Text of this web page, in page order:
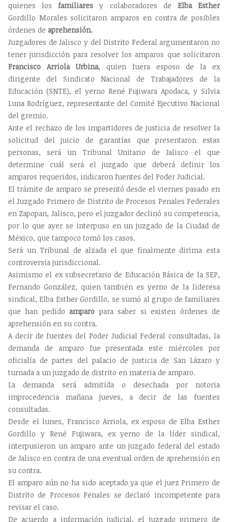
quienes losfamiliares y colaboradores de Elba Esther
Gordillo Morales solicitaron amparos en contra de posibles
órdenes de aprehensión.
Juzgadores de Jalisco y del Distrito Federal argumentaron no
tener jurisdicción para resolver los amparos que solicitaron
Francisco Arriola Urbina, quien fuera esposo de la ex
dirigente del Sindicato Nacional de Trabajadores de la
Educación (SNTE), el yerno René Fujiwara Apodaca, y Silvia
Luna Rodríguez, representante del Comité Ejecutivo Nacional
del gremio.
Ante el rechazo de los impartidores de justicia de resolver la
solicitud del juicio de garantías que presentaron estas
personas, será un Tribunal Unitario de Jalisco el que
determine cuál será el juzgado que deberá definir los
amparos requeridos, indicaron fuentes del Poder Judicial.
El trámite de amparo se presentó desde el viernes pasado en
el Juzgado Primero de Distrito de Procesos Penales Federales
en Zapopan, Jalisco, pero el juzgador declinó su competencia,
por lo que ayer se interpuso en un juzgado de la Ciudad de
México, que tampoco tomó los casos.
Será un Tribunal de alzada el que finalmente dirima esta
controversia jurisdiccional.
Asimismo el ex subsecretario de Educación Básica de la SEP,
Fernando González, quien también es yerno de la lideresa
sindical, Elba Esther Gordillo, se sumó al grupo de familiares
que han pedidoamparo para saber si existen órdenes de
aprehensión en su contra.
A decir de fuentes del Poder Judicial Federal consultadas, la
demanda de amparo fue presentada este miércoles por
oficialía de partes del palacio de justicia de San Lázaro y
turnada a un juzgado de distrito en materia de amparo.
La demanda será admitida o desechada por notoria
improcedencia mañana jueves, a decir de las fuentes
consultadas.
Desde el lunes, Francisco Arriola, ex esposo de Elba Esther
Gordillo y René Fujiwara, ex yerno de la líder sindical,
interpusieron un amparo ante un juzgado federal del estado
de Jalisco en contra de una eventual orden de aprehensión en
su contra.
El amparo aún no ha sido aceptado ya que el juez Primero de
Distrito de Procesos Penales se declaró incompetente para
revisar el caso.
De acuerdo a información judicial, el juzgado primero de